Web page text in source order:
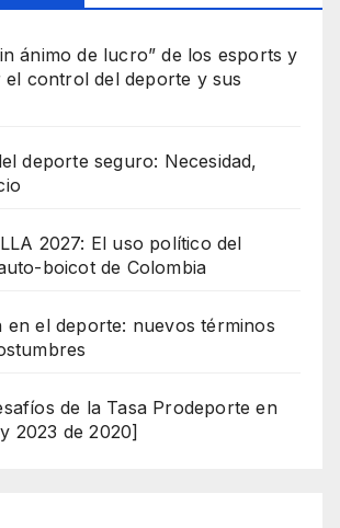
ánimo de lucro” de los esports y
el control del deporte y sus
deporte seguro: Necesidad,
2027: El uso político del
boicot de Colombia
en el deporte: nuevos términos
de la Tasa Prodeporte en
2023 de 2020]